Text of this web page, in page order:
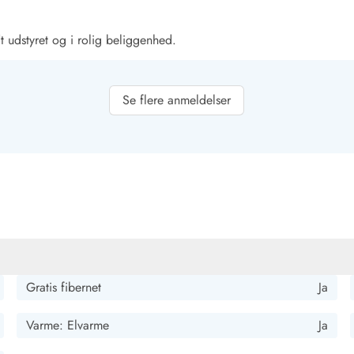
udstyret og i rolig beliggenhed.
var meget dejligt, især vores børn (3,5,7 år)
Se flere anmeldelser
Gratis fibernet Ja
Varme: Elvarme Ja